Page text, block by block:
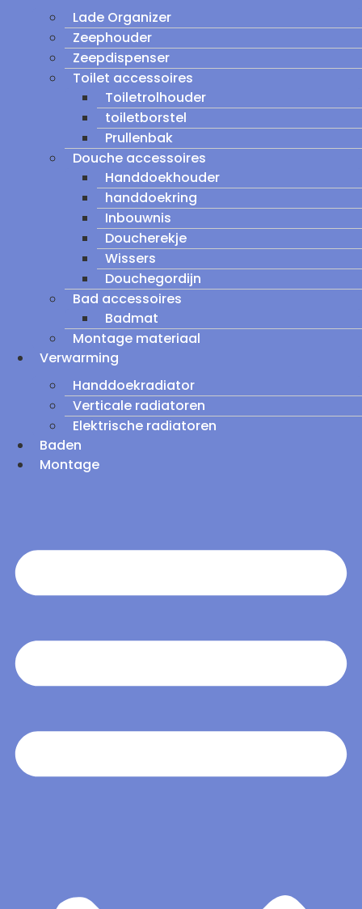
Lade Organizer
Zeephouder
Zeepdispenser
Toilet accessoires
Toiletrolhouder
toiletborstel
Prullenbak
Douche accessoires
Handdoekhouder
handdoekring
Inbouwnis
Doucherekje
Wissers
Douchegordijn
Bad accessoires
Badmat
Montage materiaal
Verwarming
Handdoekradiator
Verticale radiatoren
Elektrische radiatoren
Baden
Montage